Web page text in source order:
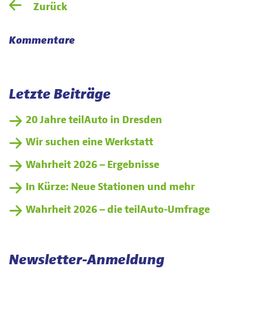
Zurück
Kommentare
Letzte Beiträge
20 Jahre teilAuto in Dresden
Wir suchen eine Werkstatt
Wahrheit 2026 – Ergebnisse
In Kürze: Neue Stationen und mehr
Wahrheit 2026 – die teilAuto-Umfrage
Newsletter-Anmeldung